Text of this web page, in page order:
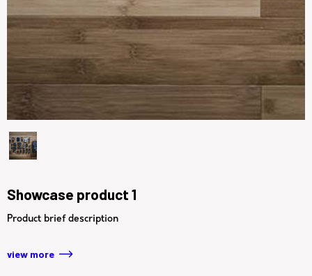
Showcase product 1
Product brief description
view more